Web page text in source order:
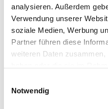
analysieren. Außerdem
Verwendung unserer
soziale Medien, Werbung
Partner führen diese
weiteren Daten
Notwendig